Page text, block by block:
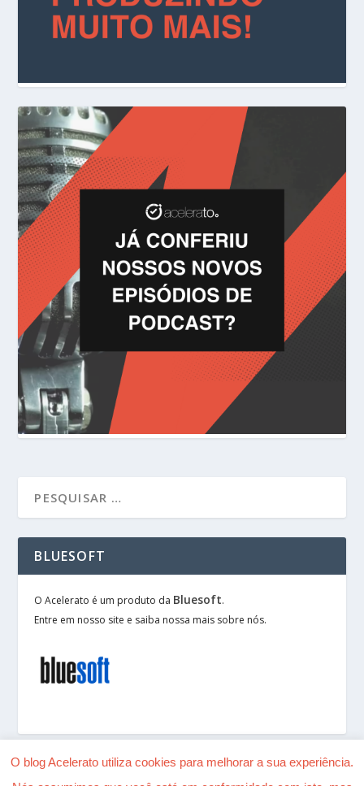
BLUESOFT
O Acelerato é um produto da Bluesoft.
Entre em nosso site e saiba nossa mais sobre nós.
O blog Acelerato utiliza cookies para melhorar a sua experiência.